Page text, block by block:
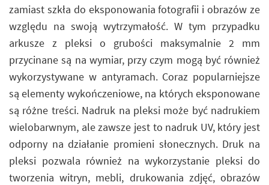
zamiast szkła do eksponowania fotografii i obrazów ze
względu na swoją wytrzymałość. W tym przypadku
arkusze z pleksi o grubości maksymalnie 2 mm
przycinane są na wymiar, przy czym mogą być również
wykorzystywane w antyramach. Coraz popularniejsze
są elementy wykończeniowe, na których eksponowane
są różne treści. Nadruk na pleksi może być nadrukiem
wielobarwnym, ale zawsze jest to nadruk UV, który jest
odporny na działanie promieni słonecznych. Druk na
pleksi pozwala również na wykorzystanie pleksi do
tworzenia witryn, mebli, drukowania zdjęć, obrazów